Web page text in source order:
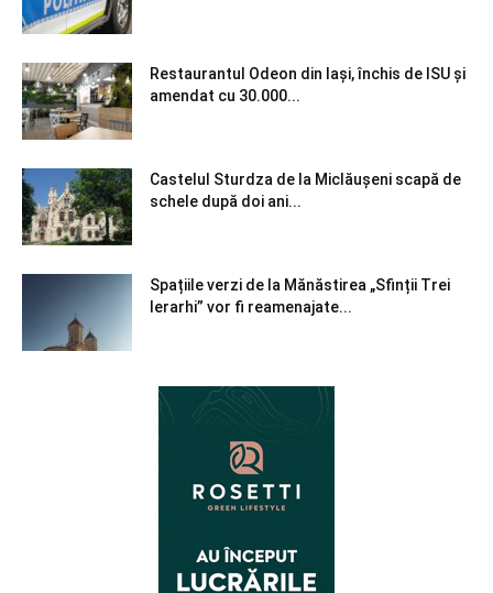
Restaurantul Odeon din Iași, închis de ISU și
amendat cu 30.000...
Castelul Sturdza de la Miclăușeni scapă de
schele după doi ani...
Spațiile verzi de la Mănăstirea „Sfinții Trei
Ierarhi” vor fi reamenajate...